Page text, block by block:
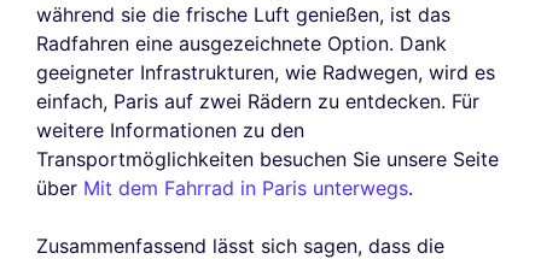
während sie die frische Luft genießen, ist das
Radfahren eine ausgezeichnete Option. Dank
geeigneter Infrastrukturen, wie Radwegen, wird es
einfach, Paris auf zwei Rädern zu entdecken. Für
weitere Informationen zu den
Transportmöglichkeiten besuchen Sie unsere Seite
über Mit dem Fahrrad in Paris unterwegs.
Zusammenfassend lässt sich sagen, dass die